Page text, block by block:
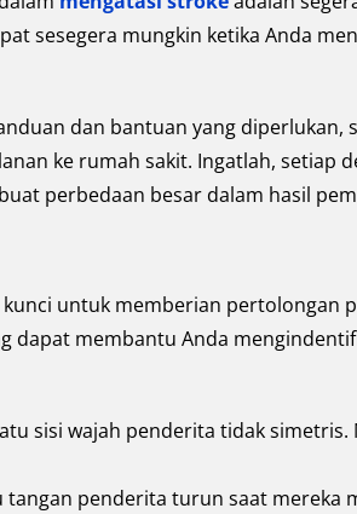
sesegera mungkin ketika Anda
dan bantuan yang diperlukan,
ke rumah sakit. Ingatlah, setiap
perbedaan besar dalam hasil
untuk memberian pertolongan
dapat membantu Anda
sisi wajah penderita tidak
tangan penderita turun saat mereka